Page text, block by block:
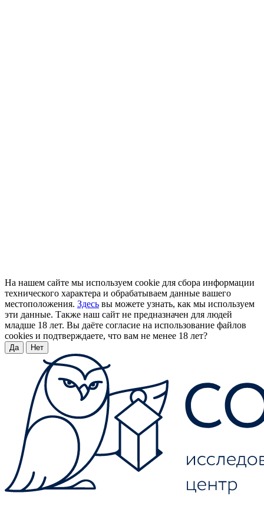
На нашем сайте мы используем cookie для сбора информации
технического характера и обрабатываем данные вашего
местоположения. Здесь вы можете узнать, как мы используем
эти данные. Также наш сайт не предназначен для людей
младше 18 лет. Вы даёте согласие на использование файлов
cookies и подтверждаете, что вам не менее 18 лет?
Да Нет